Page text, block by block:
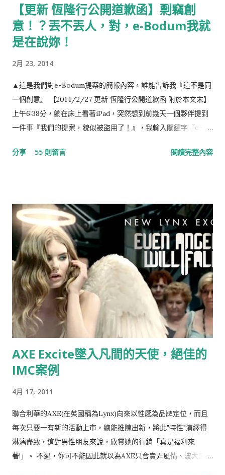
【更新 恆隆行公開道歉函】剽竊創
意！？丟不丟人，對，e-Bodum我就
是在說妳！
2月 23, 2014
▲這是我們對e-Bodum提案的簡報內容，誰能告訴我『這不是同
一個創意』 【2014/2/27 更新 恆隆行公開道歉函 附於本文末】
上午6:38分，躺在床上看著iPad，突然想到前幾天一個夥伴提到
一件事『我們的提案，貌似被盜用了！』，我輸入關鍵字『e-
出，這就是我們對e-Bodum提案的內容。提案，我們沒有收到任
子時有所聞，但想不到走到21世紀的今天，台灣還存有如此明目
張膽，不尊重創意，毫不掩飾的整碗捧去的公司，這已經不是
“偷”，而是“搶劫”！ ▲ 資料來源：Now News 記者：彭夢竺 。
標題：世界最小咖啡館在電梯裡
分享 55 則留言 閱讀完整內容
AXE Excite墜入凡間的天使，絕佳的
IMC案例
4月 17, 2011
聯合利華的AXE(在英國稱為Lynx)向來以性感為品牌定位，而且
每次只要一有新的活動上市，總能推陳出新，將此"特性"演繹得
淋漓盡致，這對男性朋友來說，欣賞她的行銷「真是福利來
著!」。 不過，你可不能因此就以為AXE只會賣弄風情、波大無